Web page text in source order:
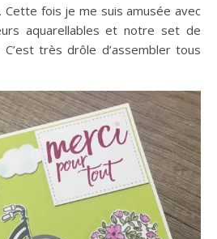
fois je me suis amusée avec
aquarellables et notre set de
très drôle d’assembler tous